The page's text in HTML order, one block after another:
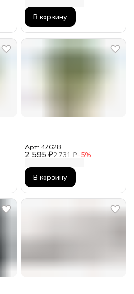
В корзину
2 595 ₽2 731 ₽−5%
Арт: 47628
В корзину